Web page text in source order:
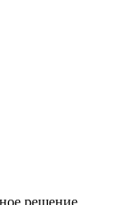
решение